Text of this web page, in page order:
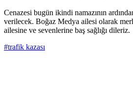
Cenazesi bugün ikindi namazının
verilecek. Boğaz Medya ailesi olarak
ailesine ve sevenlerine baş sağlığı dileriz.
#trafik kazası